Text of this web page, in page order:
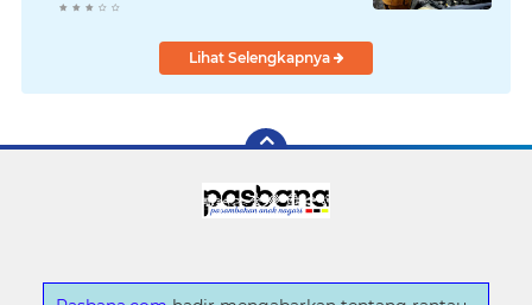
Lihat Selengkapnya